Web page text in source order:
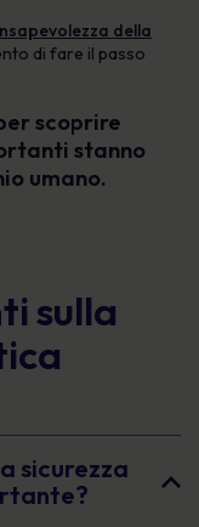
della
di fare il passo
scoprire
stanno
umano.
sulla
sicurezza